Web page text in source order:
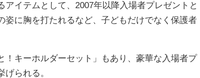
イテムとして、2007年以降入場者プレゼントと
姿に胸を打たれるなど、子どもだけでなく保護者
キーホルダーセット」もあり、豪華な入場者プ
られる。